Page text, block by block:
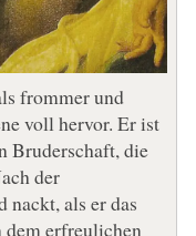
frommer und
voll hervor. Er ist
Bruderschaft, die
der
nackt, als er das
erfreulichen